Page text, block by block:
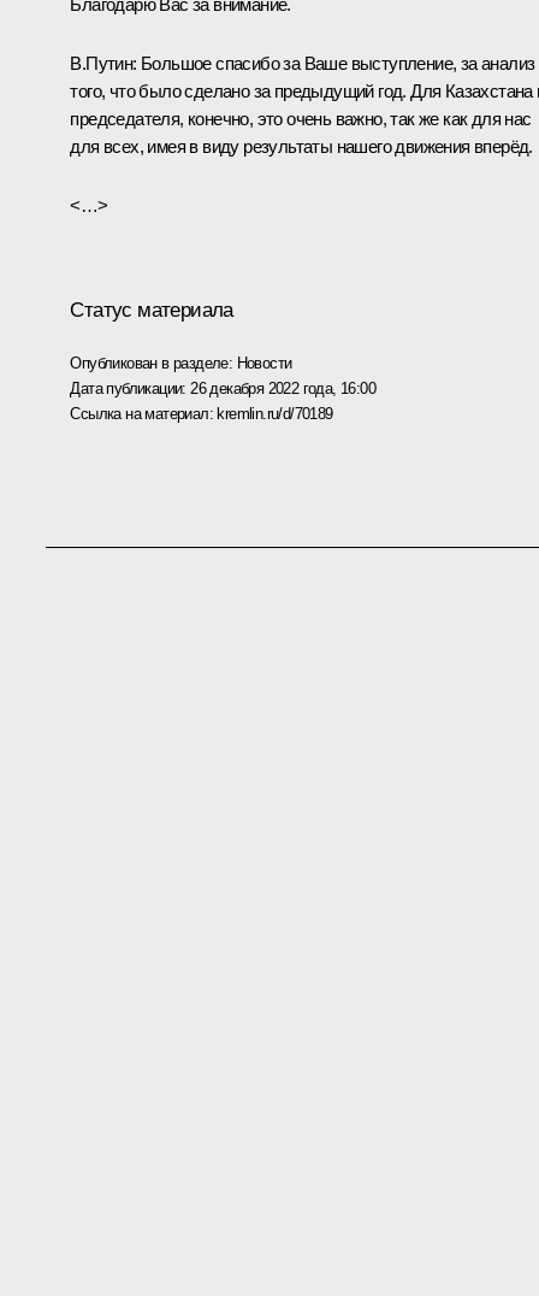
В.Путин: Большое спасибо за Ваше выступление, за анализ
того, что было сделано за предыдущий год. Для Казахстана
председателя, конечно, это очень важно, так же как для нас
для всех, имея в виду результаты нашего движения вперёд.
<…>
Статус материала
Опубликован в разделе: Новости
Дата публикации: 26 декабря 2022 года, 16:00
Ссылка на материал: kremlin.ru/d/70189